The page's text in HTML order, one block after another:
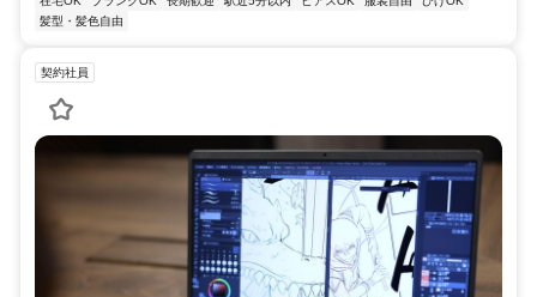
髪型・髪色自由
契約社員